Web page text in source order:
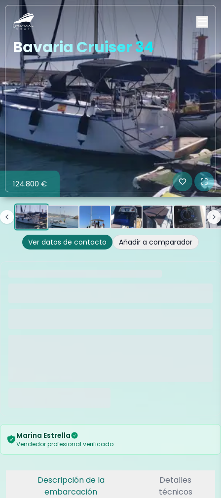
Bavaria Cruiser 34
124.800 €
Ver datos de contacto Añadir a comparador
Marina Estrella
Vendedor profesional verificado
Descripción de la
embarcación
Detalles
técnicos